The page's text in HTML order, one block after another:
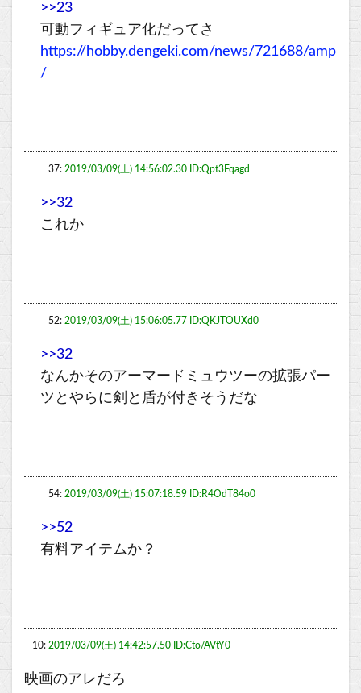
>>23
可動フィギュア化だってさ
https://hobby.dengeki.com/news/721688/amp
/
37: 2019/03/09(土) 14:56:02.30 ID:Qpt3Fqagd
>>32
これか
52: 2019/03/09(土) 15:06:05.77 ID:QKJTOUXd0
>>32
なんかそのアーマードミュウツーの拡張パー
ツとやらに剣と盾が付きそうだな
54: 2019/03/09(土) 15:07:18.59 ID:R4OdT84o0
>>52
有料アイテムか？
10: 2019/03/09(土) 14:42:57.50 ID:Cto/AVtY0
映画のアレだろ